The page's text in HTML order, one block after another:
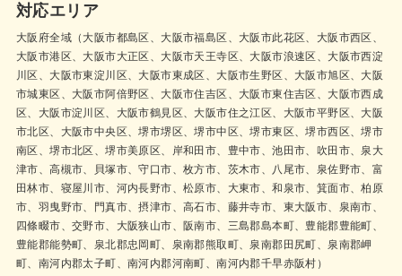
対応エリア
大阪府全域（大阪市都島区、大阪市福島区、大阪市此花区、大阪市西区、
大阪市港区、大阪市大正区、大阪市天王寺区、大阪市浪速区、大阪市西淀
川区、大阪市東淀川区、大阪市東成区、大阪市生野区、大阪市旭区、大阪
市城東区、大阪市阿倍野区、大阪市住吉区、大阪市東住吉区、大阪市西成
区、大阪市淀川区、大阪市鶴見区、大阪市住之江区、大阪市平野区、大阪
市北区、大阪市中央区、堺市堺区、堺市中区、堺市東区、堺市西区、堺市
南区、堺市北区、堺市美原区、岸和田市、豊中市、池田市、吹田市、泉大
津市、高槻市、貝塚市、守口市、枚方市、茨木市、八尾市、泉佐野市、富
田林市、寝屋川市、河内長野市、松原市、大東市、和泉市、箕面市、柏原
市、羽曳野市、門真市、摂津市、高石市、藤井寺市、東大阪市、泉南市、
四條畷市、交野市、大阪狭山市、阪南市、三島郡島本町、豊能郡豊能町、
豊能郡能勢町、泉北郡忠岡町、泉南郡熊取町、泉南郡田尻町、泉南郡岬
町、南河内郡太子町、南河内郡河南町、南河内郡千早赤阪村）